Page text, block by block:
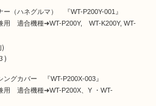
ー（ハネグルマ） 『WT-P200Y-001』
用 適合機種➜WT-P200Y, WT-K200Y, WT-
)
)
ングカバー 『WT-P200X-003』
用 適合機種➜WT-P200X、Y ・WT-